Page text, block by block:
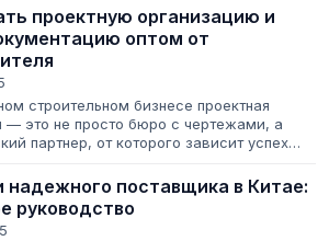
И главный вопрос, который...
проектную организацию и
оптом от
строительном бизнесе проектная
— это не просто бюро с чертежами, а
партнер, от которого зависит успех
бизнес, многие задумываются,...
надежного поставщика в Китае:
руководство